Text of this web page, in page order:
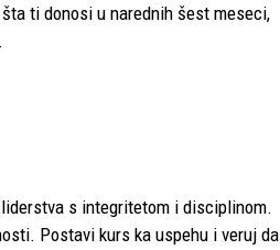
ti donosi u narednih šest meseci,
s integritetom i disciplinom.
Postavi kurs ka uspehu i veruj da